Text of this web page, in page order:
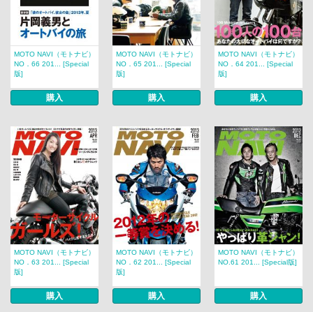
MOTO NAVI（モトナビ）
NO．66 201... [Special
版]
購入
MOTO NAVI（モトナビ）
NO．65 201... [Special
版]
購入
MOTO NAVI（モトナビ）
NO．64 201... [Special
版]
購入
MOTO NAVI（モトナビ）
NO．63 201... [Special
版]
購入
MOTO NAVI（モトナビ）
NO．62 201... [Special
版]
購入
MOTO NAVI（モトナビ）
NO.61 201... [Special版]
購入